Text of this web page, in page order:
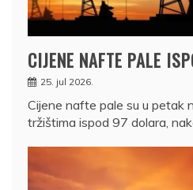
CIJENE NAFTE PALE
25. jul 2026.
Cijene nafte pale su u petak
tržištima ispod 97 dolara,